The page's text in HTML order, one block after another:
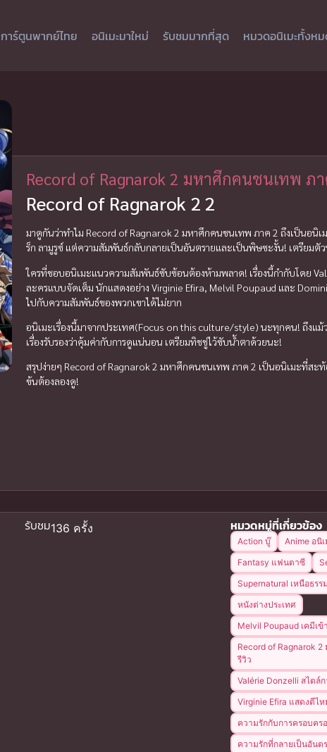
การ์ตูนพากย์ไทย อนิเมะมาใหม่ รับชมมากที่สุด หมวดอนิเมะทั้งห
Record of Ragnarok 2 มหาศึกคนชนเทพ ภ
Record of Ragnarok 2 2
มาดูกันว่าทำไม Record of Ragnarok 2 มหาศึกคนชนเทพ ภาค 2 ถึงเป็นอนิเ
ร็ก ลามูรูซ์ แต่ความสัมพันธ์กลับกลายเป็นอันตรายและเป็นพิษซะงั้น! เตรียมตั
ใครที่ชอบอนิเมะแนวความสัมพันธ์ซับซ้อนต้องห้ามพลาด! เรื่องนี้กำกับโดย
ละครแบบจัดเต็ม นักแสดงอย่าง Virginie Efira, Melvil Poupaud และ
ไปกับความสัมพันธ์ของพวกเขาได้ไม่ยาก
อนิเมะเรื่องนี้มาจากประเทศ(Focus on this culture/style) นะทุกคน! ถึงแ
เรื่องรับรองว่าคุ้มค่ากับการดูแน่นอน เตรียมทิชชู่ไว้ซับน้ำตาด้วยนะ!
สรุปง่ายๆ Record of Ragnarok 2 มหาศึกคนชนเทพ ภาค 2 เป็นอนิเมะที่สะ
ข้นต้องลองดู!
รับชม136 ครั้ง หมวดหมู่ที่เกี่ยวข้อง
Action บู๊ Anime อนิเ
Fantasy แฟนตาซี
Supernatural เหนือธรร
หนังต่างประเทศ
Melvil Poupaud เคมีเข้
Record of Ragnarok
รีวิว
Valérie Donzelli สไตล์
Virginie Efira แสดงดีไห
ความรักกับการครอบคร
ความรักที่กลายเป็นอันต